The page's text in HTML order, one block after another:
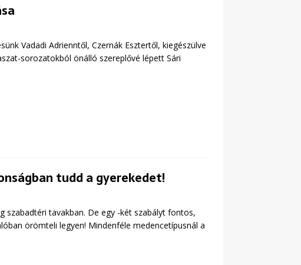
Vadadi Adrienntől, Czernák Esztertől, kiegészülve
sorozatokból önálló szereplővé lépett Sári
tudd a gyerekedet!
szabadtéri tavakban. De egy -két szabályt fontos,
örömteli legyen! Mindenféle medencetípusnál a